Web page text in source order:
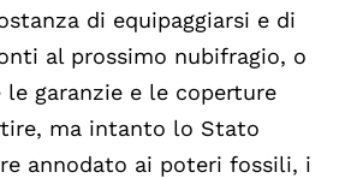
di equipaggiarsi e di
al prossimo nubifragio, o
le garanzie e le coperture
ma intanto lo Stato
annodato ai poteri fossili, i